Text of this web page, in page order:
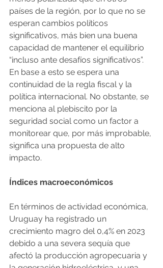
países de la región, por lo que no se
esperan cambios políticos
significativos, más bien una buena
capacidad de mantener el equilibrio
“incluso ante desafíos significativos”.
En base a esto se espera una
continuidad de la regla fiscal y la
política internacional. No obstante, se
menciona al plebiscito por la
seguridad social como un factor a
monitorear que, por más improbable,
significa una propuesta de alto
impacto.
Índices macroeconómicos
En términos de actividad económica,
Uruguay ha registrado un
crecimiento magro del 0,4% en 2023
debido a una severa sequía que
afectó la producción agropecuaria y